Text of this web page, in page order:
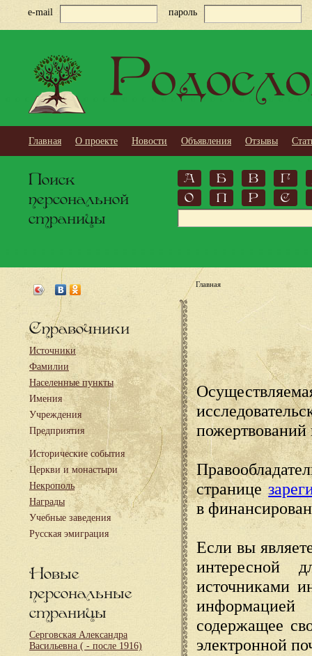
e-mail пароль
Главная О проекте Новости Объявления Отзывы
Поиск
персональной
страницы
А Б В
Г
О
П Р С
Справочники
Источники
Фамилии
Населенные пункты
Имения
Учреждения
Предприятия
Исторические события
Церкви и монастыри
Некрополь
Награды
Учебные заведения
Русская эмиграция
Новые
персональные
страницы
Серговская Александра
Васильевна ( - после 1916)
Главная
пожертвований
странице
в
Если вы
интересной
источниками
содержащее
электронной